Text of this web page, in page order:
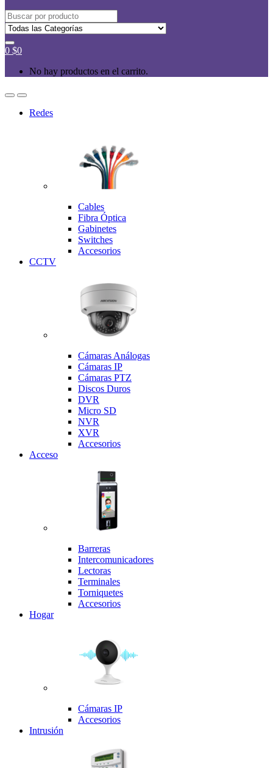
Buscar
por:
0 $0
No hay productos en el carrito.
Redes
Cables
Fibra Óptica
Gabinetes
Switches
Accesorios
CCTV
Cámaras Análogas
Cámaras IP
Cámaras PTZ
Discos Duros
DVR
Micro SD
NVR
XVR
Accesorios
Acceso
Barreras
Intercomunicadores
Lectoras
Terminales
Torniquetes
Accesorios
Hogar
Cámaras IP
Accesorios
Intrusión